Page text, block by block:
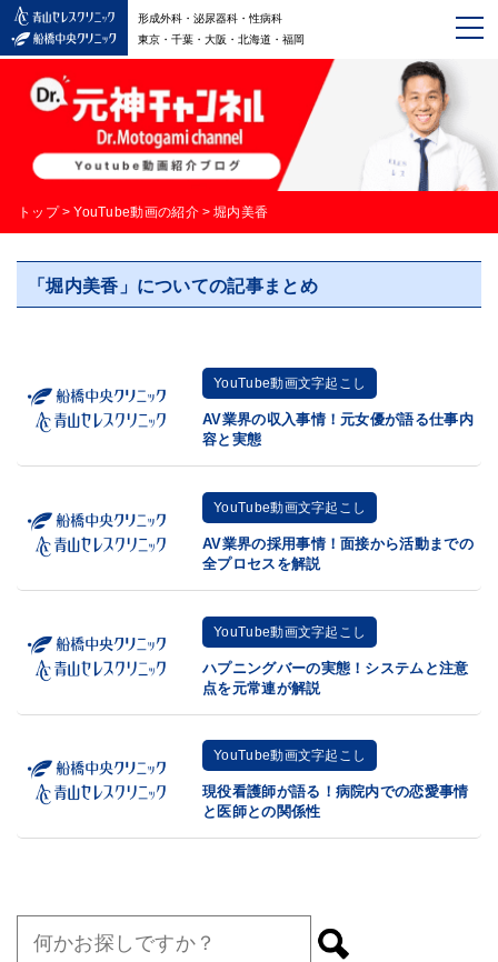
形成外科・泌尿器科・性病科
東京・千葉・大阪・北海道・福岡
トップ > YouTube動画の紹介 > 堀内美香
「堀内美香」についての記事まとめ
YouTube動画文字起こし
AV業界の収入事情！元女優が語る仕事内
容と実態
YouTube動画文字起こし
AV業界の採用事情！面接から活動までの
全プロセスを解説
YouTube動画文字起こし
ハプニングバーの実態！システムと注意
点を元常連が解説
YouTube動画文字起こし
現役看護師が語る！病院内での恋愛事情
と医師との関係性